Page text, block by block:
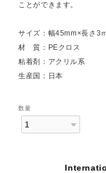
ことができます。
サイズ：幅45mm×長さ3ｍ
材 質：PEクロス
粘着剤：アクリル系
生産国：日本
数量